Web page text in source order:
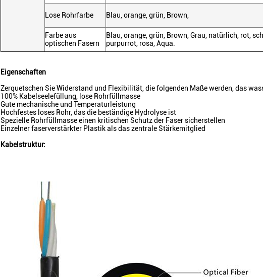
Lose Rohrfarbe Blau, orange, grün, Brown,
Farbe aus
optischen Fasern
Blau, orange, grün, Brown, Grau, natürlich, rot,
purpurrot, rosa, Aqua.
Eigenschaften
Zerquetschen Sie Widerstand und Flexibilität, die folgenden Maße werden, das
100% Kabelseelefüllung, lose Rohrfüllmasse
Gute mechanische und Temperaturleistung
Hochfestes loses Rohr, das die beständige Hydrolyse ist
Spezielle Rohrfüllmasse einen kritischen Schutz der Faser sicherstellen
Einzelner faserverstärkter Plastik als das zentrale Stärkemitglied
Kabelstruktur: